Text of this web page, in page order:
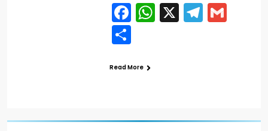
Facebook
WhatsApp
X
Share
Read More